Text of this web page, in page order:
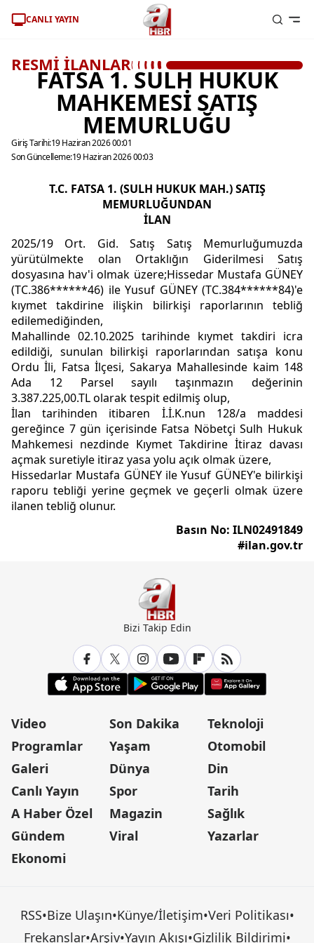
CANLI YAYIN
RESMİ İLANLAR
FATSA 1. SULH HUKUK
MAHKEMESİ SATIŞ
MEMURLUĞU
Giriş Tarihi:19 Haziran 2026 00:01
Son Güncelleme:19 Haziran 2026 00:03
T.C. FATSA 1. (SULH HUKUK MAH.) SATIŞ
MEMURLUĞUNDAN
İLAN
2025/19 Ort. Gid. Satış Satış Memurluğumuzda
yürütülmekte olan Ortaklığın Giderilmesi Satış
dosyasına hav'i olmak üzere;Hissedar Mustafa GÜNEY
(TC.386******46) ile Yusuf GÜNEY (TC.384******84)'e
kıymet takdirine ilişkin bilirkişi raporlarının tebliğ
edilemediğinden,
Mahallinde 02.10.2025 tarihinde kıymet takdiri icra
edildiği, sunulan bilirkişi raporlarından satışa konu
Ordu İli, Fatsa İlçesi, Sakarya Mahallesinde kaim 148
Ada 12 Parsel sayılı taşınmazın değerinin
3.387.225,00.TL olarak tespit edilmiş olup,
İlan tarihinden itibaren İ.İ.K.nun 128/a maddesi
gereğince 7 gün içerisinde Fatsa Nöbetçi Sulh Hukuk
Mahkemesi nezdinde Kıymet Takdirine İtiraz davası
açmak suretiyle itiraz yasa yolu açık olmak üzere,
Hissedarlar Mustafa GÜNEY ile Yusuf GÜNEY'e bilirkişi
raporu tebliği yerine geçmek ve geçerli olmak üzere
ilanen tebliğ olunur.
Basın No: ILN02491849
#ilan.gov.tr
Bizi Takip Edin
Video
Programlar
Galeri
Canlı Yayın
A Haber Özel
Gündem
Ekonomi
Son Dakika
Yaşam
Dünya
Spor
Magazin
Viral
Teknoloji
Otomobil
Din
Tarih
Sağlık
Yazarlar
RSS•Bize Ulaşın•Künye/İletişim•Veri Politikası•
Frekanslar•Arşiv•Yayın Akışı•Gizlilik Bildirimi•